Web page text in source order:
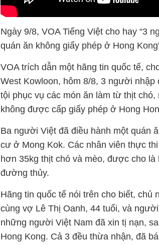
Ngày 9/8, VOA Tiếng Việt cho hay “3
quán ăn không giấy phép ở Hong
VOA trích dẫn một hãng tin quốc tế,
West Kowloon, hôm 8/8, 3 người
tội phục vụ các món ăn làm từ thịt
không được cấp giấy phép ở Hong
Ba người Việt đã điều hành một quán
cư ở Mong Kok. Các nhân viên thực
hơn 35kg thịt chó và mèo, được cho
đường thủy.
Hãng tin quốc tế nói trên cho biết, chủ
cùng vợ Lê Thị Oanh, 44 tuổi, và
những người Việt Nam đã xin tị nạn,
Hong Kong. Cả 3 đều thừa nhận, đã